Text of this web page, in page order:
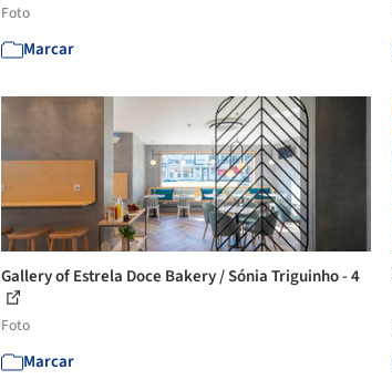
Foto
Marcar
Gallery of Estrela Doce Bakery / Sónia Triguinho - 4
Foto
Marcar